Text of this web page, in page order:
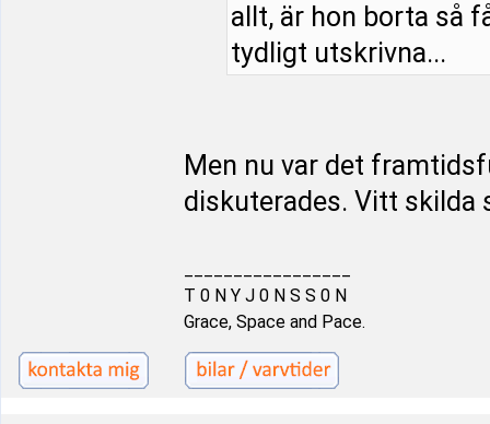
allt, är hon borta så
tydligt utskrivna...
Men nu var det
diskuterades. Vitt skilda
T 0 N Y J 0 N S S 0 N
Grace, Space and Pace.